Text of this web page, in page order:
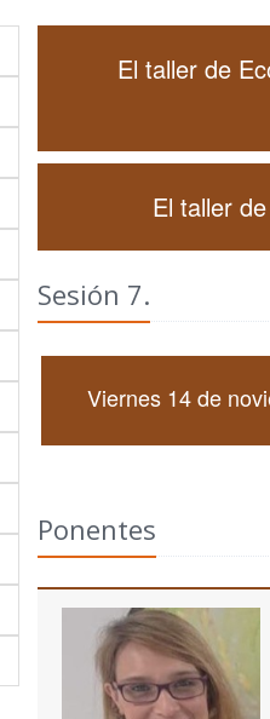
El taller de
El taller
Sesión 7.
Viernes 14 de
Ponentes